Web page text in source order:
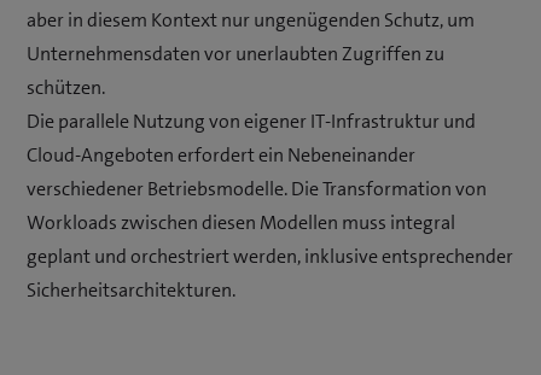
aber in diesem Kontext nur ungenügenden Schutz, um
Unternehmensdaten vor unerlaubten Zugriffen zu
schützen.
Die parallele Nutzung von eigener IT-Infrastruktur und
Cloud-Angeboten erfordert ein Nebeneinander
verschiedener Betriebsmodelle. Die Transformation von
Workloads zwischen diesen Modellen muss integral
geplant und orchestriert werden, inklusive entsprechender
Sicherheitsarchitekturen.